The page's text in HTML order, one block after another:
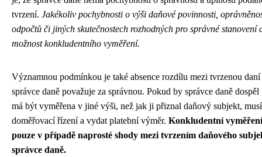
tvrzení. Jakékoliv pochybnosti o výši daňové povinnosti,
odpočtů či jiných skutečnostech rozhodných pro správné stanovení
možnost konkludentního vyměření.
Významnou podmínkou je také absence rozdílu mezi tvrzenou
správce daně považuje za správnou. Pokud by správce daně
má být vyměřena v jiné výši, než jak ji přiznal daňový subjekt,
doměřovací řízení a vydat platební výměr. Konkludentní
pouze v případě naprosté shody mezi tvrzením daňového
správce daně.